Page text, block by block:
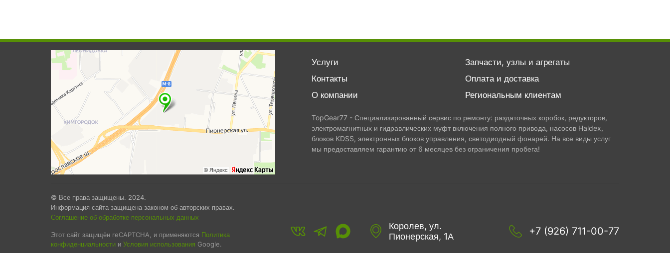
Услуги
Запчасти, узлы и агрегаты
Контакты
Оплата и доставка
О компании
Региональным клиентам
TopGear77 - Специализированный сервис по ремонту: раздаточных коробок, редукторов,
электромагнитных и гидравлических муфт включения полного привода, насосов Haldex,
блоков KDSS, электронных блоков управления, светодиодный фонарей. На все виды услуг
мы предоставляем гарантию от 6 месяцев без ограничения пробега!
© Все права защищены. 2024.
Информация сайта защищена законом об авторских правах.
Соглашение об обработке персональных данных
Этот сайт защищён reCAPTCHA, и применяются Политика
конфиденциальности и Условия использования Google.
Королев, ул.
Пионерская, 1А
+7 (926) 711-00-77